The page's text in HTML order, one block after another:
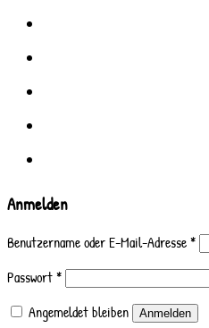
Anmelden
Benutzername oder E-Mail-Adresse*
Passwort*
Angemeldet bleiben
Anmelden